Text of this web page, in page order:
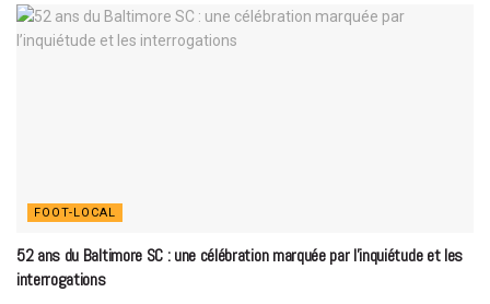
FOOT-LOCAL
52 ans du Baltimore SC : une célébration marquée par l’inquiétude et les
interrogations